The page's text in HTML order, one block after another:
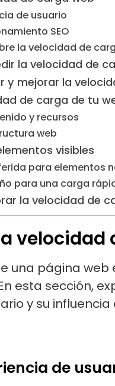
de usuario
SEO
la velocidad de
la velocidad de
y mejorar la
de carga de tu
y recursos
web
visibles
para elementos
para una carga
la velocidad de
velocidad
una página web
esta sección,
y su influencia
de